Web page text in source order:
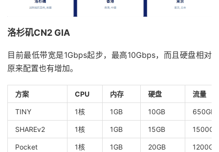
洛杉矶CN2 GIA
目前最低带宽是1Gbps起步，最高10Gbps，而且硬盘相对
原来配置也有增加。
方案 CPU 内存 硬盘 流量
TINY 1核 1GB 10GB 650GB
SHAREv2 1核 1GB 15GB 1500GB
Pocket 1核 1GB 20GB 1200GB